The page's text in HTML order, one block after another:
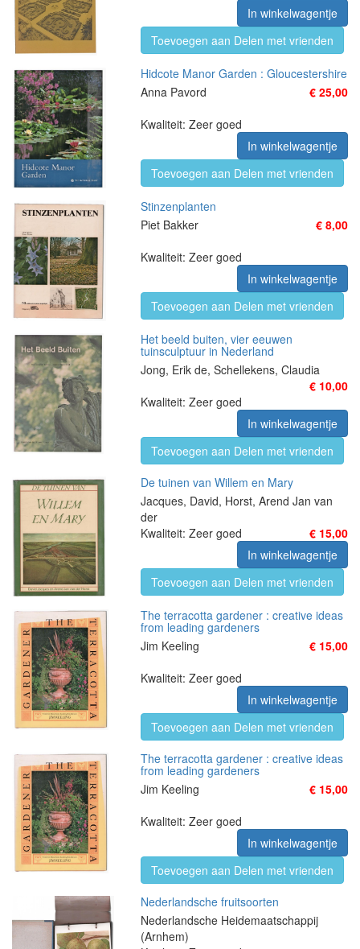
In winkelwagentje
Toevoegen aan Delen met vrienden
Hidcote Manor Garden : Gloucestershire
Anna Pavord
€ 25,00
Kwaliteit: Zeer goed
In winkelwagentje
Toevoegen aan Delen met vrienden
Stinzenplanten
Piet Bakker
€ 8,00
Kwaliteit: Zeer goed
In winkelwagentje
Toevoegen aan Delen met vrienden
Het beeld buiten, vier eeuwen
tuinsculptuur in Nederland
Jong, Erik de, Schellekens, Claudia
€ 10,00
Kwaliteit: Zeer goed
In winkelwagentje
Toevoegen aan Delen met vrienden
De tuinen van Willem en Mary
Jacques, David, Horst, Arend Jan van
der
€ 15,00
Kwaliteit: Zeer goed
In winkelwagentje
Toevoegen aan Delen met vrienden
The terracotta gardener : creative ideas
from leading gardeners
Jim Keeling
€ 15,00
Kwaliteit: Zeer goed
In winkelwagentje
Toevoegen aan Delen met vrienden
The terracotta gardener : creative ideas
from leading gardeners
Jim Keeling
€ 15,00
Kwaliteit: Zeer goed
In winkelwagentje
Toevoegen aan Delen met vrienden
Nederlandsche fruitsoorten
Nederlandsche Heidemaatschappij
(Arnhem)